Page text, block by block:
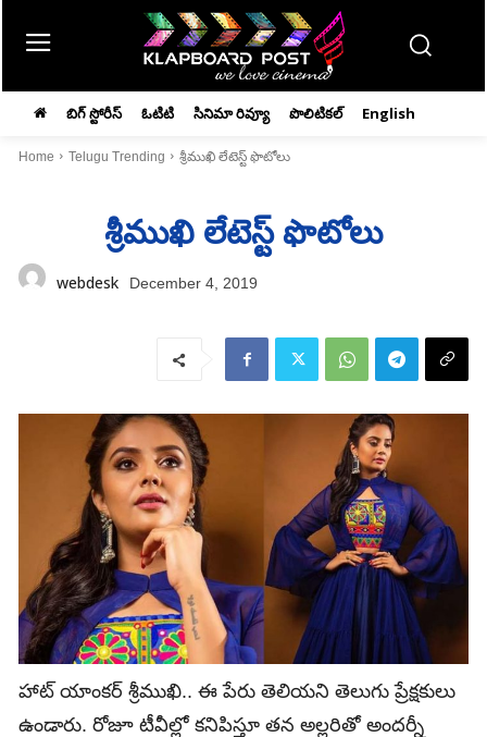
బిగ్ స్టోరీస్ ఓటిటి సినిమా రివ్యూ పొలిటికల్ English
Home Telugu Trending శ్రీముఖి లేటెస్ట్‌ ఫొటోలు
శ్రీముఖి లేటెస్ట్‌ ఫొటోలు
webdesk December 4, 2019
హాట్‌ యాంకర్‌ శ్రీముఖి.. ఈ పేరు తెలియని తెలుగు ప్రేక్షకులు
ఉండారు. రోజూ టీవీల్లో కనిపిస్తూ తన అల్లరితో అందర్నీ